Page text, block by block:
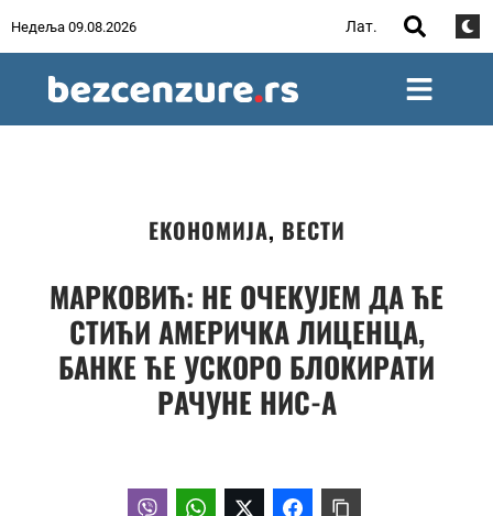
Недеља 09.08.2026 Лат.
ЕКОНОМИЈА, ВЕСТИ
МАРКОВИЋ: НЕ ОЧЕКУЈЕМ ДА ЋЕ
СТИЋИ АМЕРИЧКА ЛИЦЕНЦА,
БАНКЕ ЋЕ УСКОРО БЛОКИРАТИ
РАЧУНЕ НИС-А